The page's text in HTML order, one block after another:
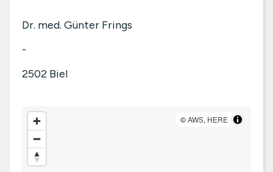
Dr. med. Günter Frings
-
2502 Biel
©AWS, HERE